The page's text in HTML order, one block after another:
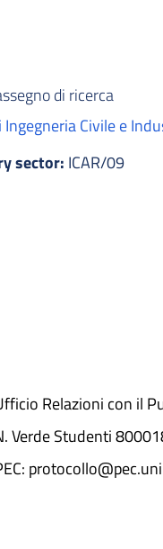
di ricerca
Civile e
sector: ICAR/09
Relazioni con il
Verde Studenti